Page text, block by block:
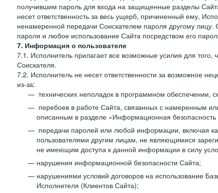
получившим пароль для входа на защищенные разделы
несет ответственность за весь ущерб, причиненный ему,
ненамеренной передачи Соискателем пароля другому лицу.
пароля и любое использование Сайта посредством его
7. Информация о пользователе
7.1. Исполнитель прилагает все возможные усилия для
Соискателя.
7.2. Исполнитель не несет ответственности за возможное
из-за:
технических неполадок в программном обеспечении,
перебоев в работе Сайта, связанных с намеренным
описанным в разделе «Информационная
передачи паролей или любой информации, включая
пользователями другим лицам, не являющимися
не имеющим доступа к данной информации в силу
нарушения информационной безопасности Сайта;
нарушениями условий договоров на использование
Исполнителя (Клиентов Сайта);